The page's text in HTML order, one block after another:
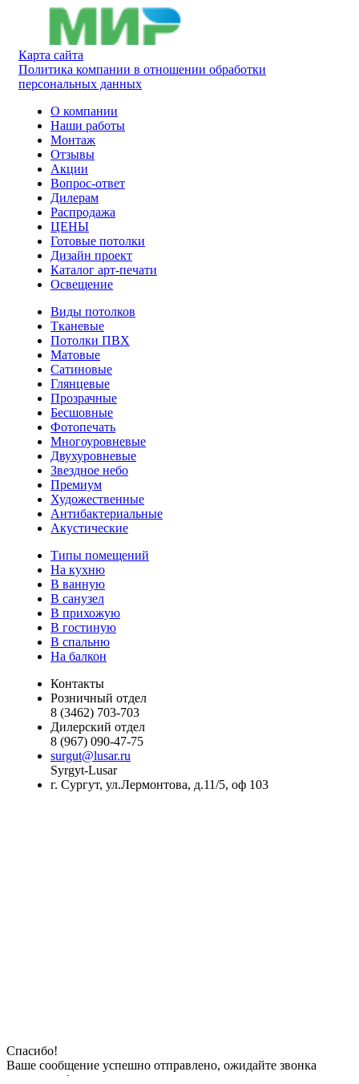
Карта сайта
Политика компании в отношении обработки
персональных данных
О компании
Наши работы
Монтаж
Отзывы
Акции
Вопрос-ответ
Дилерам
Распродажа
ЦЕНЫ
Готовые потолки
Дизайн проект
Каталог арт-печати
Освещение
Виды потолков
Тканевые
Потолки ПВХ
Матовые
Сатиновые
Глянцевые
Прозрачные
Бесшовные
Фотопечать
Многоуровневые
Двухуровневые
Звездное небо
Премиум
Художественные
Антибактериальные
Акустические
Типы помещений
На кухню
В ванную
В санузел
В прихожую
В гостиную
В спальню
На балкон
Контакты
Розничный отдел
8 (3462) 703-703
Дилерский отдел
8 (967) 090-47-75
surgut@lusar.ru
Syrgyt-Lusar
г. Сургут, ул.Лермонтова, д.11/5, оф 103
Спасибо!
Ваше сообщение успешно отправлено, ожидайте звонка
менеджера!